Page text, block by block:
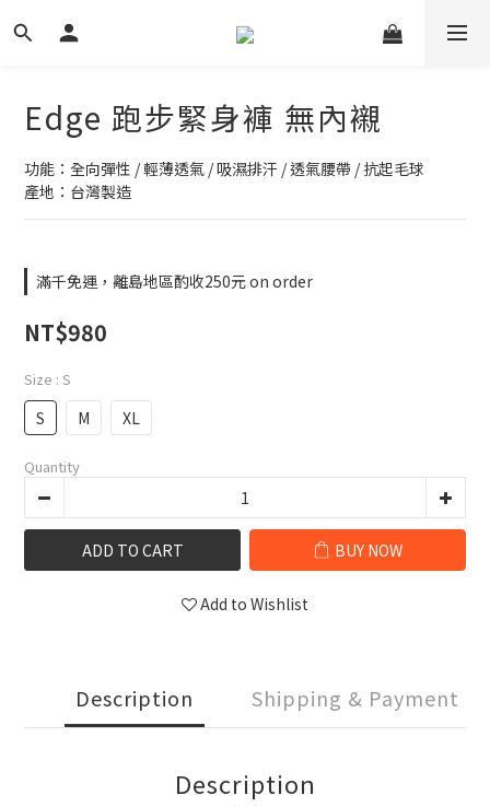
Edge 跑步緊身褲 無內襯
功能：全向彈性 / 輕薄透氣 / 吸濕排汗 / 透氣腰帶 / 抗起毛球
產地：台灣製造
滿千免運，離島地區酌收250元 on order
NT$980
Size : S
S M XL
Quantity
ADD TO CART BUY NOW
Add to Wishlist
Description Shipping & Payment
Description